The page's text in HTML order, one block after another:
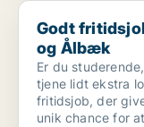
Godt fritidsjob ved
Godt
og Ålbæk
Er du
tjene lidt ekstra
fritidsjob, der
unik chance for